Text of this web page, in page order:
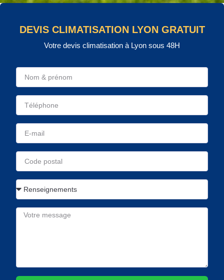
DEVIS CLIMATISATION LYON GRATUIT
Votre devis climatisation à Lyon sous 48H